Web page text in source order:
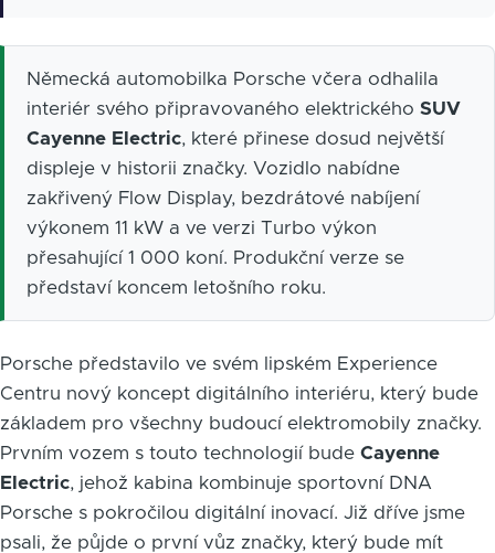
Německá automobilka Porsche včera odhalila
interiér svého připravovaného elektrického SUV
Cayenne Electric, které přinese dosud největší
displeje v historii značky. Vozidlo nabídne
zakřivený Flow Display, bezdrátové nabíjení
výkonem 11 kW a ve verzi Turbo výkon
přesahující 1 000 koní. Produkční verze se
představí koncem letošního roku.
Porsche představilo ve svém lipském Experience
Centru nový koncept digitálního interiéru, který bude
základem pro všechny budoucí elektromobily značky.
Prvním vozem s touto technologií bude Cayenne
Electric, jehož kabina kombinuje sportovní DNA
Porsche s pokročilou digitální inovací. Již dříve jsme
psali, že půjde o první vůz značky, který bude mít